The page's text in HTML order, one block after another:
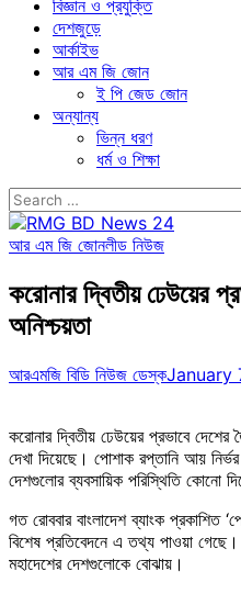
বিজ্ঞান ও প্রযুক্তি
দেশজুড়ে
আর্কাইভ
আর এম জি জোন
ই পি জেড জোন
অন্যান্য
ভিন্ন ধরণ
ধর্ম ও শিক্ষা
Search
for:
আর এম জি জোনলীড নিউজ
করোনার দ্বিতীয় ঢেউয়ের
অনিশ্চয়তা
আরএমজি বিডি নিউজ ডেস্কJanuary
করোনার দ্বিতীয় ঢেউয়ের প্রভাবে
দেখা দিয়েছে। পোশাক রপ্তানি আয়
দেশগুলোর ব্যবসায়িক পরিস্থিতি কোনো
গত রোববার বাংলাদেশ ব্যাংক প্রকাশিত
বিশেষ প্রতিবেদনে এ তথ্য পাওয়া
মহাদেশের দেশগুলোকে বোঝায়।